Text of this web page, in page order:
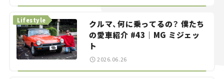
クルマ、何に乗ってるの？ 僕たち
の愛車紹介 #43｜MG ミジェッ
ト
Lifestyle
2026.06.26